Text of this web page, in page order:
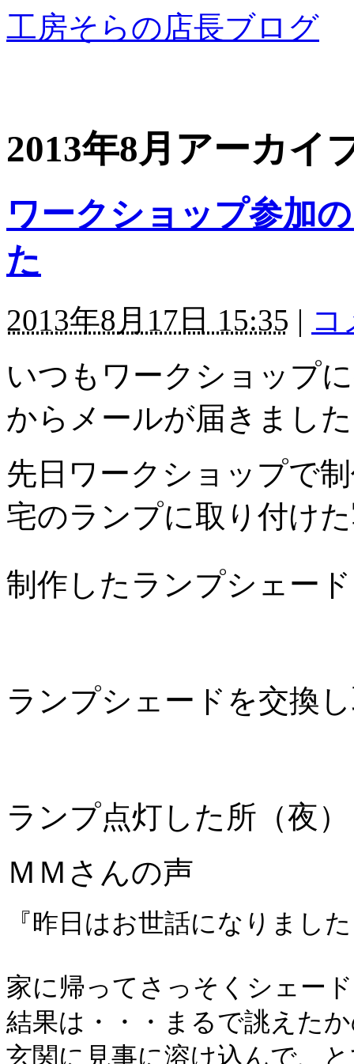
工房そらの店長ブログ
2013年8月アーカイ
ワークショップ参加
た
2013年8月17日 15:35 | コ
いつもワークショップ
からメールが届きまし
先日ワークショップで
宅のランプに取り付け
制作したランプシェード
ランプシェードを交換
ランプ点灯した所（夜）
ＭＭさんの声
『昨日はお世話になりまし
家に帰ってさっそくシェー
結果は・・・まるで誂えた
玄関に見事に溶け込んで、